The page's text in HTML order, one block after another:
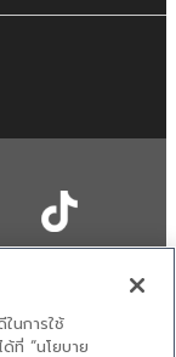
ยส่วนบุคคล
นการใช้
ที่ “นโยบาย